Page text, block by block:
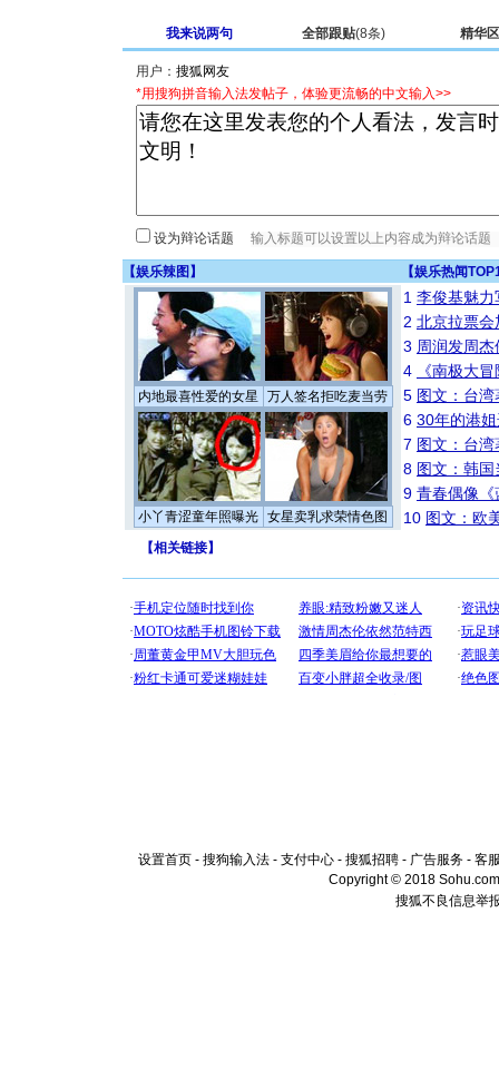
我来说两句 全部跟贴(8条) 精华区
用户：
*用搜狗拼音输入法发帖子，体验更流畅的中文输入>>
设为辩论话题
【娱乐辣图 】 【娱乐热闻
内地最喜性爱的女星 万人签名拒吃麦当劳
小丫青涩童年照曝光 女星卖乳求荣情色图
1 李俊基魅力
2 北京拉票
3 周润发周
4
《南极大
5 图文：台
6 30年的港
7 图文：台
8 图文：韩
9 青春偶像《
10 图文：欧
【相关链接】
设置首页 - 搜狗输入法 - 支付中心 - 搜狐招聘 - 广告服务 - 客
Copyright © 2018
搜狐不良信息举